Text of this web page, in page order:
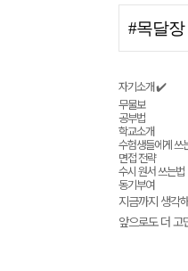
#목달
자기소개 ✔️
무물보
공부법
학교소개
수험생들에게 쓰
면접 전략
수시 원서 쓰는법
동기부여
지금까지 생각
앞으로도 더 고